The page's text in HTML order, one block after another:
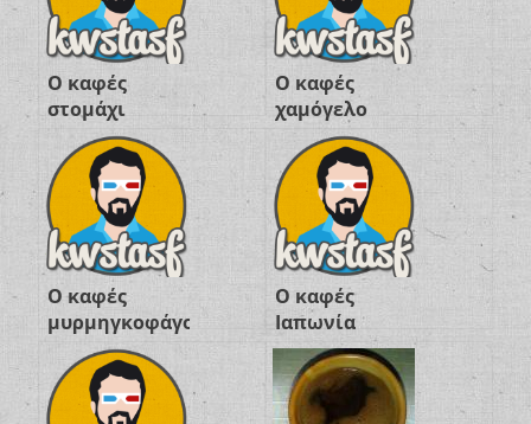
Ο καφές
στομάχι
Ο καφές
χαμόγελο
Ο καφές
μυρμηγκοφάγος
Ο καφές
Ιαπωνία